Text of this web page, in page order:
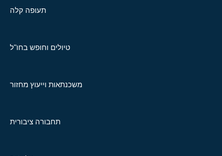
תעופה קלה
טיולים וחופש בחו"ל
משכנתאות וייעוץ מחזור
תחבורה ציבורית